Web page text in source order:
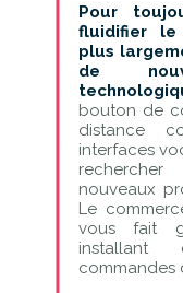
Pour
fluidifier le
plus
de
bouton de
distance
interfaces
nouveaux
Le
vous fait
installant
commandes